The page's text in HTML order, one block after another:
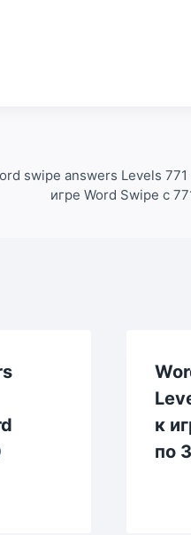
swipe answers Levels
игре Word Swipe с
к
по